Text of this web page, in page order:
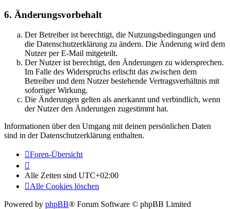
6. Änderungsvorbehalt
Der Betreiber ist berechtigt, die Nutzungsbedingungen und
die Datenschutzerklärung zu ändern. Die Änderung wird dem
Nutzer per E-Mail mitgeteilt.
Der Nutzer ist berechtigt, den Änderungen zu widersprechen.
Im Falle des Widerspruchs erlischt das zwischen dem
Betreiber und dem Nutzer bestehende Vertragsverhältnis mit
sofortiger Wirkung.
Die Änderungen gelten als anerkannt und verbindlich, wenn
der Nutzer den Änderungen zugestimmt hat.
Informationen über den Umgang mit deinen persönlichen Daten
sind in der Datenschutzerklärung enthalten.
Foren-Übersicht
Alle Zeiten sind UTC+02:00
Alle Cookies löschen
Powered by phpBB® Forum Software © phpBB Limited